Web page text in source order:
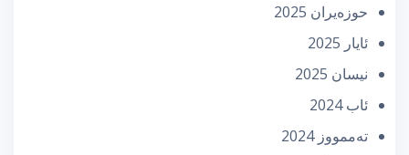
حوزه‌یران 2025
ئایار 2025
نیسان 2025
ئاب 2024
تەممووز 2024